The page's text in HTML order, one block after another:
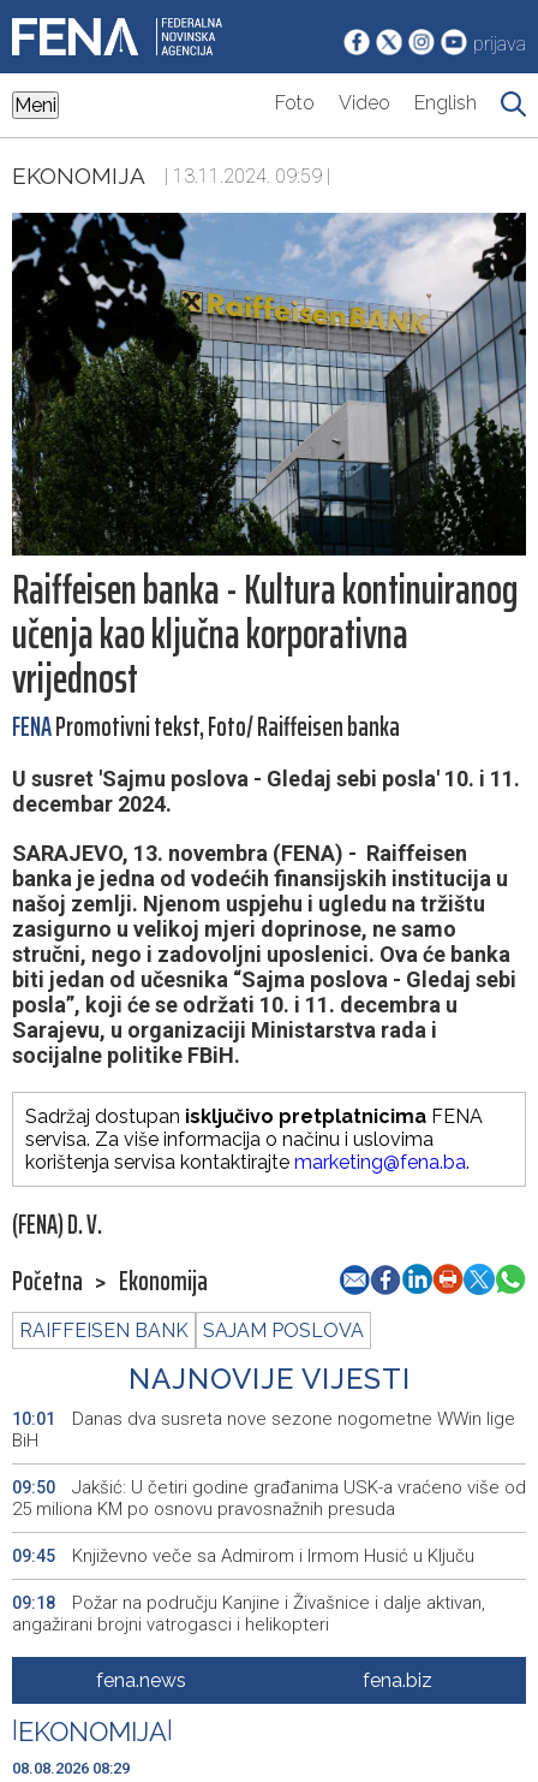
prijava
Meni Foto Video English
EKONOMIJA | 13.11.2024. 09:59 |
Raiffeisen banka - Kultura kontinuiranog
učenja kao ključna korporativna
vrijednost
FENAPromotivni tekst, Foto/ Raiffeisen banka
U susret 'Sajmu poslova - Gledaj sebi posla' 10. i 11.
decembar 2024.
SARAJEVO, 13. novembra (FENA) - Raiffeisen
banka je jedna od vodećih finansijskih institucija u
našoj zemlji. Njenom uspjehu i ugledu na tržištu
zasigurno u velikoj mjeri doprinose, ne samo
stručni, nego i zadovoljni uposlenici. Ova će banka
biti jedan od učesnika “Sajma poslova - Gledaj sebi
posla”, koji će se održati 10. i 11. decembra u
Sarajevu, u organizaciji Ministarstva rada i
socijalne politike FBiH.
Sadržaj dostupan isključivo pretplatnicima FENA
servisa. Za više informacija o načinu i uslovima
korištenja servisa kontaktirajte marketing@fena.ba.
(FENA) D. V.
Početna > Ekonomija
RAIFFEISEN BANK SAJAM POSLOVA
NAJNOVIJE VIJESTI
10:01
Danas dva susreta nove sezone nogometne WWin lige
BiH
09:50
Jakšić: U četiri godine građanima USK-a vraćeno više od
25 miliona KM po osnovu pravosnažnih presuda
09:45 Književno veče sa Admirom i Irmom Husić u Ključu
09:18
Požar na području Kanjine i Živašnice i dalje aktivan,
angažirani brojni vatrogasci i helikopteri
Erdogan: Sporazum iz Meke nije usmjeren ni protiv
jedne države, otvoren je i za prijateljske zemlje
08:51
Američki sud blokirao Trumpov plan izgradnje plesne
dvorane u Bijeloj kući
fena.news fena.biz
EKONOMIJA
08.08.2026 08:29